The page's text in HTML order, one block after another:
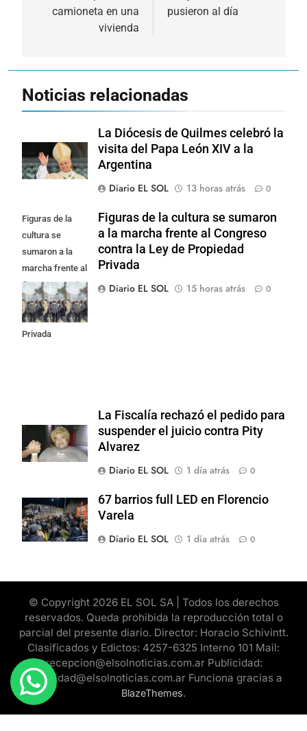
entradas
camioneta en una
vivienda
pusieron al día
Noticias relacionadas
La Diócesis de Quilmes celebró la
visita del Papa León XIV a la
Argentina
Diario EL SOL
13 horas atrás 0
Figuras de la
cultura se
sumaron a la
marcha frente al
Congreso contra
la Ley de
Propiedad
Privada
Figuras de la cultura se sumaron
a la marcha frente al Congreso
contra la Ley de Propiedad
Privada
Diario EL SOL
15 horas atrás 0
La Fiscalía rechazó el pedido para
suspender el juicio contra Pity
Alvarez
Diario EL SOL
1 día atrás 0
67 barrios full LED en Florencio
Varela
Diario EL SOL
1 día atrás 0
© Copyright 2026 EL SOL SA | Todos los derechos
reservados. Queda prohibida la reproducción total o
parcial del presente diario. Director: Horacio Schivintt.
Clasificados y Edictos: 4257-6325 Interno 101 Mail:
recepcion@elsolnoticias.com.ar Publicidad:
publicidad@elsolnoticias.com.ar Funciona gracias a
BlazeThemes.